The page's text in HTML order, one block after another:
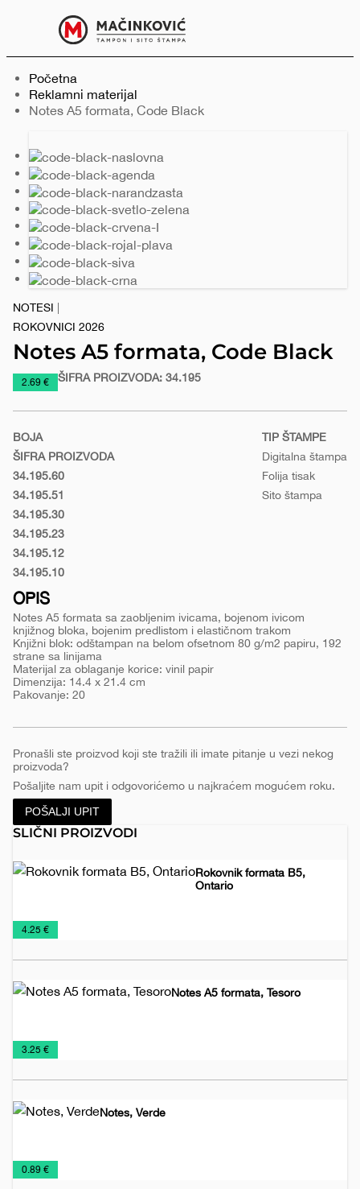
Početna
Reklamni materijal
Trenutno:
Notes A5 formata, Code Black
Prethodni
slajd
Sledeći
slajd
NOTESI
ROKOVNICI 2026
Notes A5 formata, Code Black
https://www.macinkovic.rs/reklamni-
formata-
code-
black
2.69 € ŠIFRA PROIZVODA: 34.195
BOJA
ŠIFRA PROIZVODA
Narandžasta
34.195.60
Svetlo
zelena
34.195.51
Crvena
34.195.30
Rojal
plava
34.195.23
Siva
34.195.12
Crna
34.195.10
TIP ŠTAMPE
Digitalna štampa
Folija tisak
Sito štampa
OPIS
Notes A5 formata sa zaobljenim ivicama, bojenom ivicom
knjižnog bloka, bojenim predlistom i elastičnom trakom
Knjižni blok: odštampan na belom ofsetnom 80 g/m2 papiru, 192
strane sa linijama
Materijal za oblaganje korice: vinil papir
Dimenzija: 14.4 x 21.4 cm
Pakovanje: 20
Pronašli ste proizvod koji ste tražili ili imate pitanje u vezi nekog
proizvoda?
Pošaljite nam upit i odgovorićemo u najkraćem mogućem roku.
POŠALJI UPIT
SLIČNI PROIZVODI
Rokovnik formata B5,
Ontario
Promo
materijal
Rokovnici
2026
4.25 €
Notes A5 formata, Tesoro
Notesi
Rokovnici
2026
3.25 €
Notes, Verde
Biorazgradivi
notesi
Kancelarija
Notesi
0.89 €